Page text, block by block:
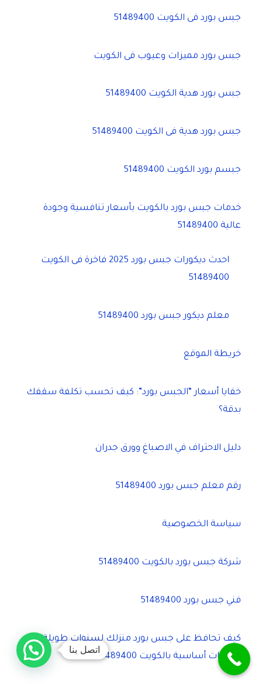
جبس بورد فى الكويت 51489400
جبس بورد مميزات وعيوب فى الكويت
جبس بورد هدية الكويت 51489400
جبس بورد هدية فى الكويت 51489400
جبسم بورد الكويت 51489400
خدمات جبس بورد بالكويت بأسعار تنافسية وجودة
عالية 51489400
احدث ديكورات جبس بورد 2025 فاخرة فى الكويت
51489400
معلم ديكور جبس بورد 51489400
خريطة الموقع
خفايا أسعار “الجبس بورد”: كيف تحسب تكلفة سقفك
بدقة؟
دليل الاحتراف في الاصباغ وورق جدران
رقم معلم جبس بورد 51489400
سياسة الخصوصية
شركة جبس بورد بالكويت 51489400
فني جبس بورد 51489400
كيف تحافظ على جبس بورد منزلك لسنوات طويلة؟ 5
إرشادات أساسية بالكويت 51489400
اتصل بنا